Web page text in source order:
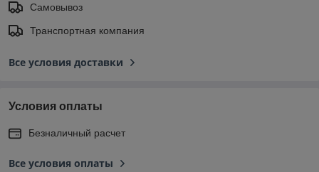
Самовывоз
Транспортная компания
Все условия доставки
Условия оплаты
Безналичный расчет
Все условия оплаты